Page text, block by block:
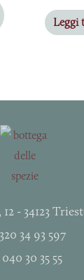
Leggi
- 34123
320 34 93 597
040 30 35 55